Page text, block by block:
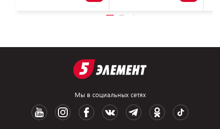
Мы в социальных сетях